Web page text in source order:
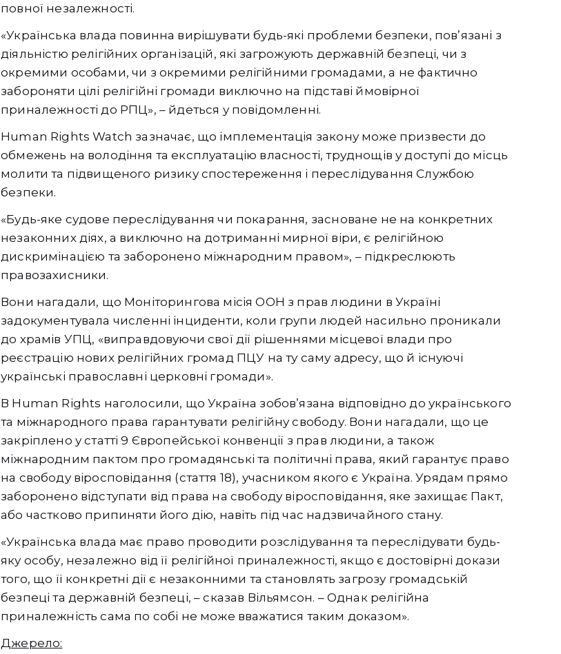
повної незалежності.
«Українська влада повинна вирішувати будь-які проблеми безпеки, пов’язані з
діяльністю релігійних організацій, які загрожують державній безпеці, чи з
окремими особами, чи з окремими релігійними громадами, а не фактично
забороняти цілі релігійні громади виключно на підставі ймовірної
приналежності до РПЦ», – йдеться у повідомленні.
Human Rights Watch зазначає, що імплементація закону може призвести до
обмежень на володіння та експлуатацію власності, труднощів у доступі до місць
молити та підвищеного ризику спостереження і переслідування Службою
безпеки.
«Будь-яке судове переслідування чи покарання, засноване не на конкретних
незаконних діях, а виключно на дотриманні мирної віри, є релігійною
дискримінацією та заборонено міжнародним правом», – підкреслюють
правозахисники.
Вони нагадали, що Моніторингова місія ООН з прав людини в Україні
задокументувала численні інциденти, коли групи людей насильно проникали
до храмів УПЦ, «виправдовуючи свої дії рішеннями місцевої влади про
реєстрацію нових релігійних громад ПЦУ на ту саму адресу, що й існуючі
українські православні церковні громади».
В Human Rights наголосили, що Україна зобов’язана відповідно до українського
та міжнародного права гарантувати релігійну свободу. Вони нагадали, що це
закріплено у статті 9 Європейської конвенції з прав людини, а також
міжнародним пактом про громадянські та політичні права, який гарантує право
на свободу віросповідання (стаття 18), учасником якого є Україна. Урядам прямо
заборонено відступати від права на свободу віросповідання, яке захищає Пакт,
або частково припиняти його дію, навіть під час надзвичайного стану.
«Українська влада має право проводити розслідування та переслідувати будь-
яку особу, незалежно від її релігійної приналежності, якщо є достовірні докази
того, що її конкретні дії є незаконними та становлять загрозу громадській
безпеці та державній безпеці, – сказав Вільямсон. – Однак релігійна
приналежність сама по собі не може вважатися таким доказом».
Джерело: